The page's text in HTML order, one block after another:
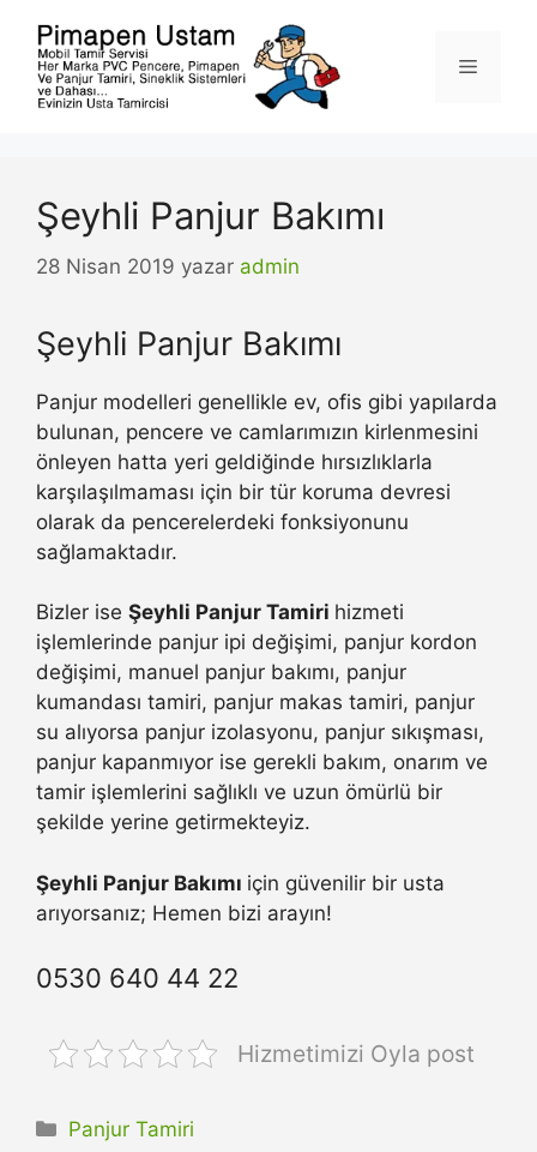
Menü
Şeyhli Panjur Bakımı
28 Nisan 2019 yazar admin
Şeyhli Panjur Bakımı
Panjur modelleri genellikle ev, ofis gibi yapılarda
bulunan, pencere ve camlarımızın kirlenmesini
önleyen hatta yeri geldiğinde hırsızlıklarla
karşılaşılmaması için bir tür koruma devresi
olarak da pencerelerdeki fonksiyonunu
sağlamaktadır.
Bizler ise Şeyhli Panjur Tamiri hizmeti
işlemlerinde panjur ipi değişimi, panjur kordon
değişimi, manuel panjur bakımı, panjur
kumandası tamiri, panjur makas tamiri, panjur
su alıyorsa panjur izolasyonu, panjur sıkışması,
panjur kapanmıyor ise gerekli bakım, onarım ve
tamir işlemlerini sağlıklı ve uzun ömürlü bir
şekilde yerine getirmekteyiz.
Şeyhli Panjur Bakımı için güvenilir bir usta
arıyorsanız; Hemen bizi arayın!
0530 640 44 22
Hizmetimizi Oyla post
Kategoriler
Panjur Tamiri